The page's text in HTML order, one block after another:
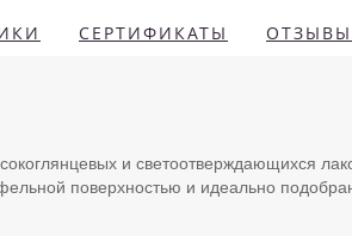
СЕРТИФИКАТЫ ОТЗЫВЫ
и светоотверждающихся
поверхностью и идеально